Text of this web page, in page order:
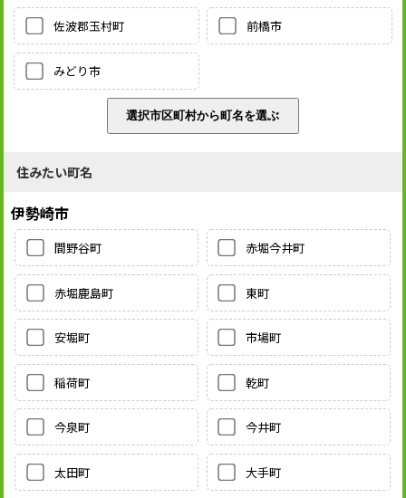
佐波郡玉村町 前橋市
みどり市
住みたい町名
伊勢崎市
間野谷町 赤堀今井町
赤堀鹿島町 東町
安堀町 市場町
稲荷町 乾町
今泉町 今井町
太田町 大手町